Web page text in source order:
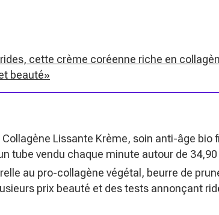
cette crème coréenne riche en
beauté»
Lissante Krème, soin anti-âge bio
tube vendu chaque minute autour de 34,90
au pro-collagène végétal, beurre de
prix beauté et des tests annonçant